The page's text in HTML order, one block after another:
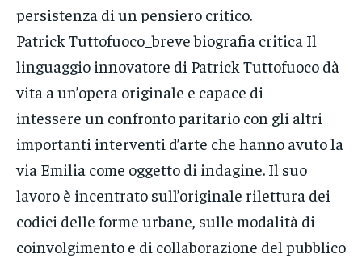
persistenza di un pensiero critico.
Patrick Tuttofuoco_breve biografia critica Il
linguaggio innovatore di Patrick Tuttofuoco dà
vita a un’opera originale e capace di
intessere un confronto paritario con gli altri
importanti interventi d’arte che hanno avuto la
via Emilia come oggetto di indagine. Il suo
lavoro è incentrato sull’originale rilettura dei
codici delle forme urbane, sulle modalità di
coinvolgimento e di collaborazione del pubblico